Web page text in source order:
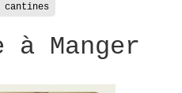
cantines
à Manger